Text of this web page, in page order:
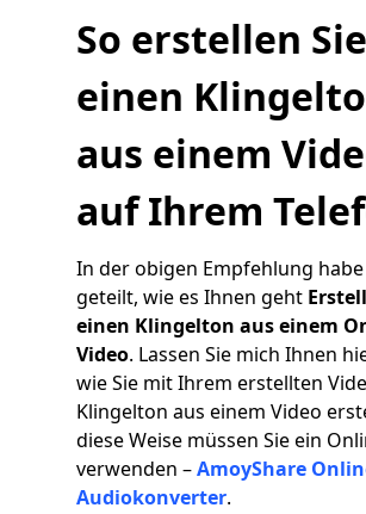
So erstellen Sie
einen
aus einem
auf Ihrem
In der obigen Empfehlung
geteilt, wie es Ihnen geht
einen Klingelton aus einem
Video. Lassen Sie mich Ihnen
wie Sie mit Ihrem erstellten
Klingelton aus einem Video
diese Weise müssen Sie ein
verwenden –AmoyShare
Audiokonverter.